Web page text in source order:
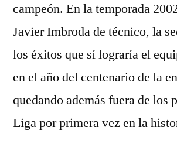
campeón. En la temporada
Javier Imbroda de técnico, la
los éxitos que sí lograría el
en el año del centenario de la
quedando además fuera de los
Liga por primera vez en la